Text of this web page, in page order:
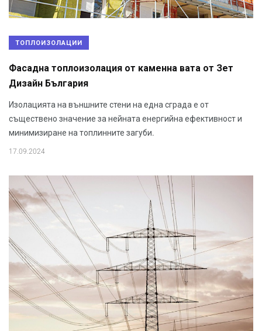
ТОПЛОИЗОЛАЦИИ
Фасадна топлоизолация от каменна вата от Зет
Дизайн България
Изолацията на външните стени на една сграда е от
съществено значение за нейната енергийна ефективност и
минимизиране на топлинните загуби.
17.09.2024